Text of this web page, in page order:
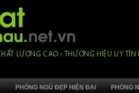
PHÒNG NGỦ ĐẸP HIỆN ĐẠI PHÒNG